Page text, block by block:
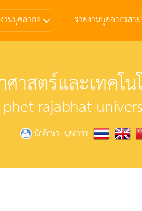
านบุคลากร รายงานบุคลากรสา
สตร์และเทคโน
rajabhat
นักศึกษา บุคลากร